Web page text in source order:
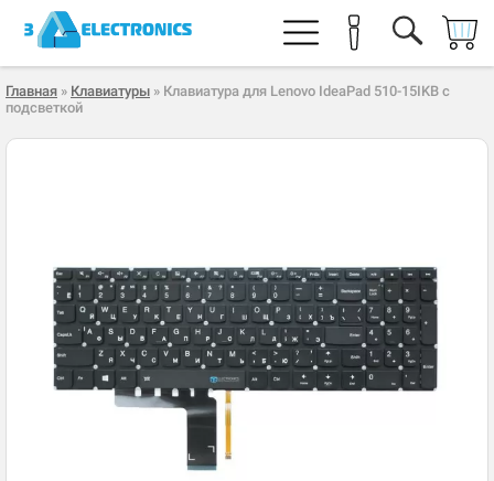
Главная » Клавиатуры » Клавиатура для Lenovo IdeaPad 510-15IKB с
подсветкой